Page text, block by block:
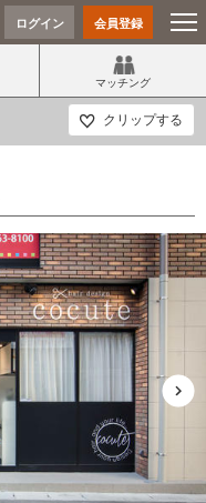
ログイン 会員登録
マッチング
クリップする